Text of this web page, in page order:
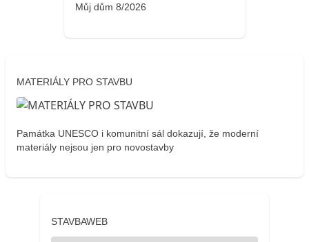
Můj dům 8/2026
MATERIÁLY PRO STAVBU
Památka UNESCO i komunitní sál dokazují, že moderní
materiály nejsou jen pro novostavby
STAVBAWEB